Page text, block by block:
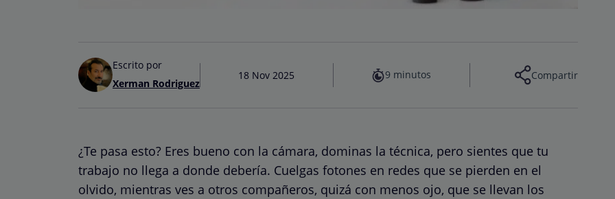
Escrito por
Xerman Rodriguez
18 Nov 2025 9 minutos Compartir
¿Te pasa esto? Eres bueno con la cámara, dominas la técnica, pero sientes que tu
trabajo no llega a donde debería. Cuelgas fotones en redes que se pierden en el
olvido, mientras ves a otros compañeros, quizá con menos ojo, que se llevan los